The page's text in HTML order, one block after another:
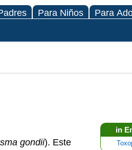
Para Niños Para
in
gondii). Este